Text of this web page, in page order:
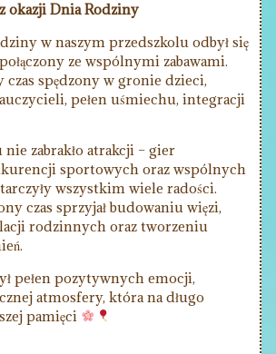
okazji Dnia Rodziny
w naszym przedszkolu odbył się
ze wspólnymi zabawami.
czas spędzony w gronie dzieci,
pełen uśmiechu, integracji
zabrakło atrakcji – gier
sportowych oraz wspólnych
wszystkim wiele radości.
czas sprzyjał budowaniu więzi,
rodzinnych oraz tworzeniu
pełen pozytywnych emocji,
atmosfery, która na długo
pamięci